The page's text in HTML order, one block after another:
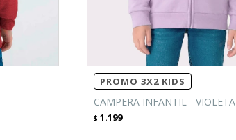
PROMO 3X2 KIDS
CAMPERA INFANTIL - VIOLETA
$ 1.199